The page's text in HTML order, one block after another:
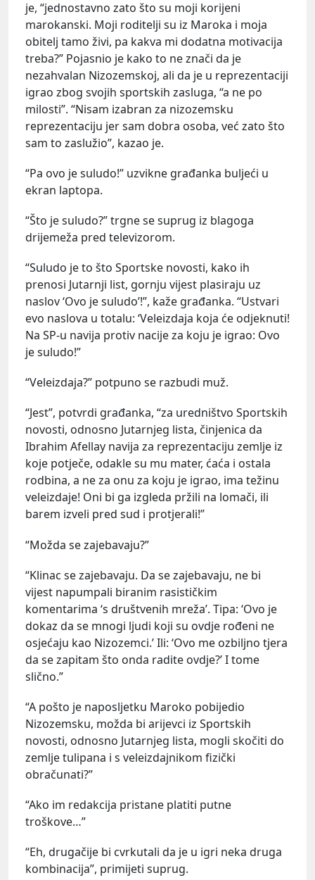
je, “jednostavno zato što su moji korijeni
marokanski. Moji roditelji su iz Maroka i moja
obitelj tamo živi, pa kakva mi dodatna motivacija
treba?” Pojasnio je kako to ne znači da je
nezahvalan Nizozemskoj, ali da je u reprezentaciji
igrao zbog svojih sportskih zasluga, “a ne po
milosti”. “Nisam izabran za nizozemsku
reprezentaciju jer sam dobra osoba, već zato što
sam to zaslužio”, kazao je.
“Pa ovo je suludo!” uzvikne građanka buljeći u
ekran laptopa.
“Što je suludo?” trgne se suprug iz blagoga
drijemeža pred televizorom.
“Suludo je to što Sportske novosti, kako ih
prenosi Jutarnji list, gornju vijest plasiraju uz
naslov ‘Ovo je suludo’!”, kaže građanka. “Ustvari
evo naslova u totalu: ‘Veleizdaja koja će odjeknuti!
Na SP-u navija protiv nacije za koju je igrao: Ovo
je suludo!”
“Veleizdaja?” potpuno se razbudi muž.
“Jest”, potvrdi građanka, “za uredništvo Sportskih
novosti, odnosno Jutarnjeg lista, činjenica da
Ibrahim Afellay navija za reprezentaciju zemlje iz
koje potječe, odakle su mu mater, ćaća i ostala
rodbina, a ne za onu za koju je igrao, ima težinu
veleizdaje! Oni bi ga izgleda pržili na lomači, ili
barem izveli pred sud i protjerali!”
“Možda se zajebavaju?”
“Klinac se zajebavaju. Da se zajebavaju, ne bi
vijest napumpali biranim rasističkim
komentarima ‘s društvenih mreža’. Tipa: ‘Ovo je
dokaz da se mnogi ljudi koji su ovdje rođeni ne
osjećaju kao Nizozemci.’ Ili: ‘Ovo me ozbiljno tjera
da se zapitam što onda radite ovdje?’ I tome
slično.”
“A pošto je naposljetku Maroko pobijedio
Nizozemsku, možda bi arijevci iz Sportskih
novosti, odnosno Jutarnjeg lista, mogli skočiti do
zemlje tulipana i s veleizdajnikom fizički
obračunati?”
“Ako im redakcija pristane platiti putne
troškove…”
“Eh, drugačije bi cvrkutali da je u igri neka druga
kombinacija”, primijeti suprug.